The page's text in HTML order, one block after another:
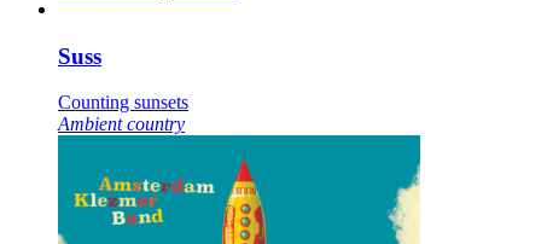
Suss
Counting sunsets
Ambient country